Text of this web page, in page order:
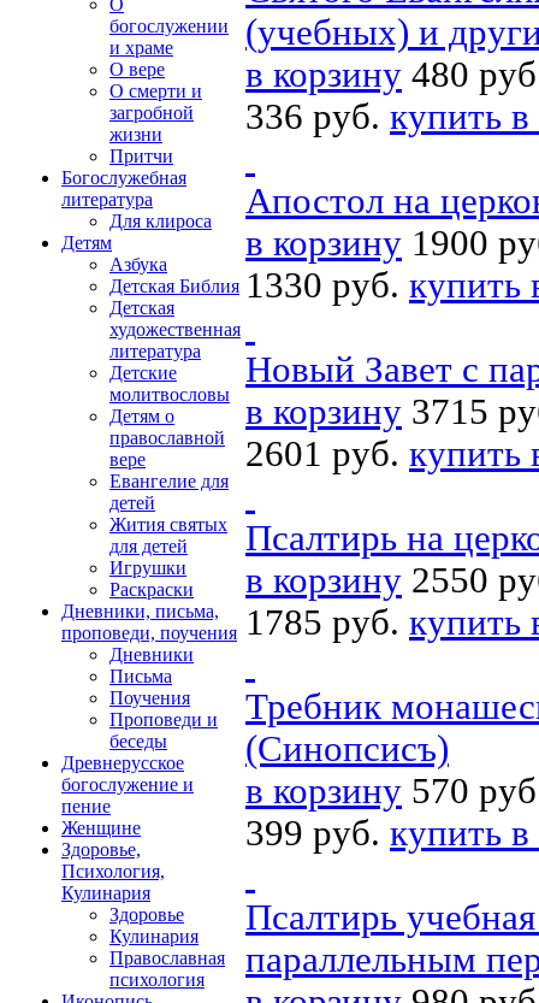
О
богослужении
и храме
О вере
О смерти и
загробной
жизни
Притчи
Богослужебная
литература
Для клироса
Детям
Азбука
Детская Библия
Детская
художественная
литература
Детские
молитвословы
Детям о
православной
вере
Евангелие для
детей
Жития святых
для детей
Игрушки
Раскраски
Дневники, письма,
проповеди, поучения
Дневники
Письма
Поучения
Проповеди и
беседы
Древнерусское
богослужение и
пение
Женщине
Здоровье,
Психология,
Кулинария
Здоровье
Кулинария
Православная
психология
(учебных) и
в корзину 480
336 руб. купить
Апостол на
в корзину 1900
1330 руб. купить
Новый Завет с
в корзину 3715
2601 руб. купить
Псалтирь на
в корзину 2550
1785 руб. купить
Требник
(Синопсисъ)
в корзину 570
399 руб. купить
Псалтирь
параллельным